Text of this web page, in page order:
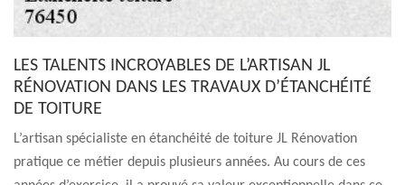
LES TALENTS INCROYABLES DE L’ARTISAN JL
RÉNOVATION DANS LES TRAVAUX D’ÉTANCHÉITÉ
DE TOITURE
L’artisan spécialiste en étanchéité de toiture JL Rénovation
pratique ce métier depuis plusieurs années. Au cours de ces